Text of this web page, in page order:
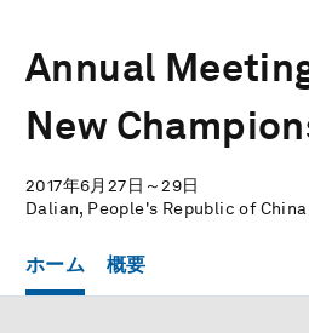
Annual
New
2017年6月27日～29日
Dalian, People's Republic of China
ホーム 概要